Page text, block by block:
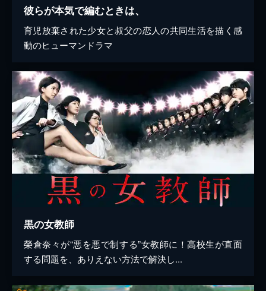
彼らが本気で編むときは、
育児放棄された少女と叔父の恋人の共同生活を描く感
動のヒューマンドラマ
黒の女教師
榮倉奈々が“悪を悪で制する”女教師に！高校生が直面
する問題を、ありえない方法で解決し...